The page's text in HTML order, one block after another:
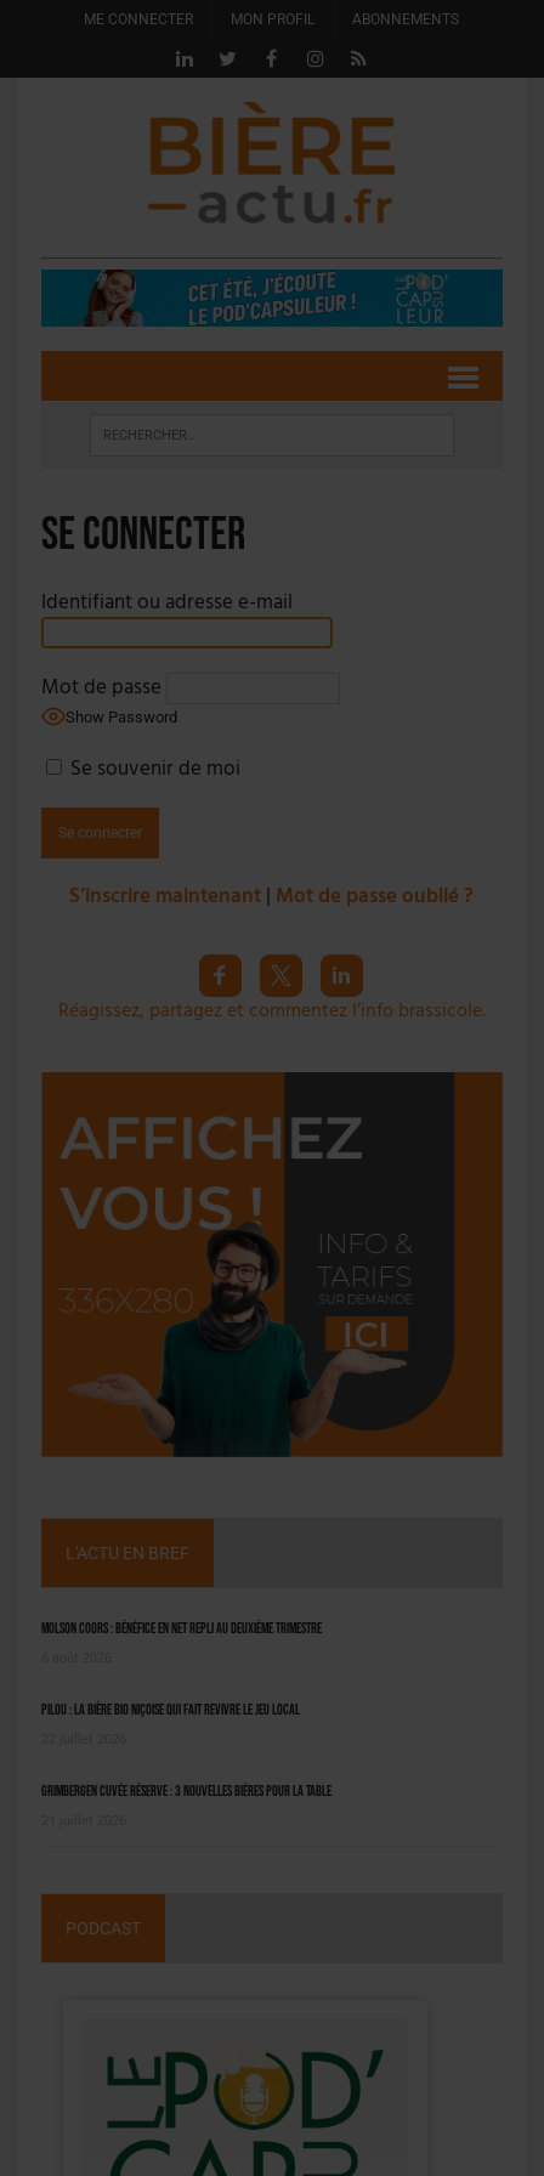
ME CONNECTER MON PROFIL ABONNEMENTS
Se connecter
Identifiant ou adresse e-mail
Mot de passe
Show Password
Se souvenir de moi
S’inscrire maintenant | Mot de passe oublié ?
Réagissez, partagez et commentez l’info brassicole.
L'ACTU EN BREF
Molson Coors : bénéfice en net repli au deuxième trimestre
Pilou : la bière bio niçoise qui fait revivre le jeu local
Grimbergen Cuvée Réserve : 3 nouvelles bières pour la table
PODCAST